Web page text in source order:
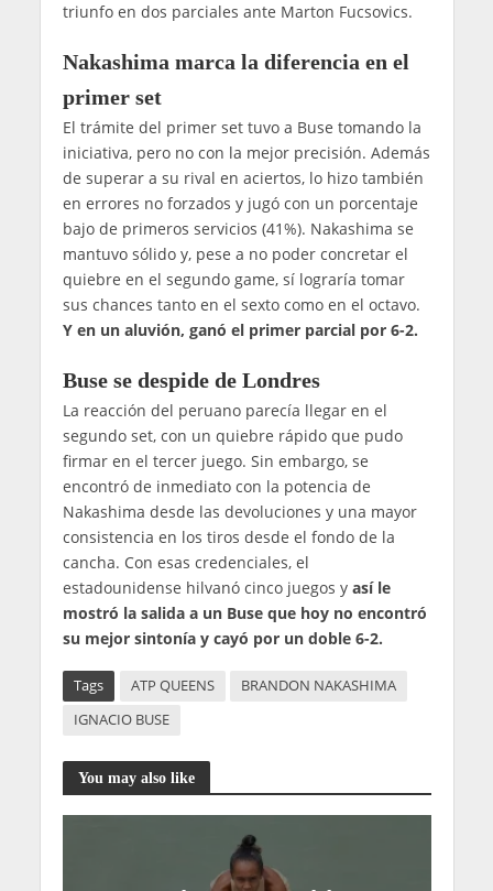
triunfo en dos parciales ante Marton Fucsovics.
Nakashima marca la diferencia en el
primer set
El trámite del primer set tuvo a Buse tomando la
iniciativa, pero no con la mejor precisión. Además
de superar a su rival en aciertos, lo hizo también
en errores no forzados y jugó con un porcentaje
bajo de primeros servicios (41%). Nakashima se
mantuvo sólido y, pese a no poder concretar el
quiebre en el segundo game, sí lograría tomar
sus chances tanto en el sexto como en el octavo.
Y en un aluvión, ganó el primer parcial por 6-2.
Buse se despide de Londres
La reacción del peruano parecía llegar en el
segundo set, con un quiebre rápido que pudo
firmar en el tercer juego. Sin embargo, se
encontró de inmediato con la potencia de
Nakashima desde las devoluciones y una mayor
consistencia en los tiros desde el fondo de la
cancha. Con esas credenciales, el
estadounidense hilvanó cinco juegos y así le
mostró la salida a un Buse que hoy no encontró
su mejor sintonía y cayó por un doble 6-2.
Tags ATP QUEENS
BRANDON NAKASHIMA
IGNACIO BUSE
You may also like